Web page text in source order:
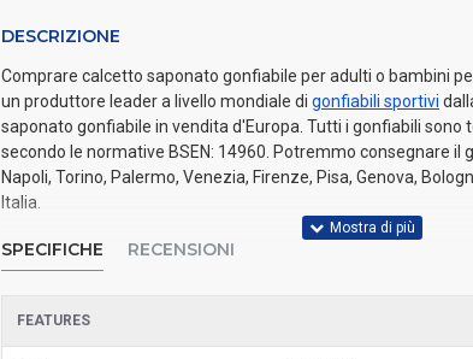
DESCRIZIONE
Comprare calcetto saponato gonfiabile per adulti o bambini
un produttore leader a livello mondiale di gonfiabili sportivi
saponato gonfiabile in vendita d'Europa. Tutti i gonfiabili
secondo le normative BSEN: 14960. Potremmo consegnare il
Napoli, Torino, Palermo, Venezia, Firenze, Pisa, Genova,
Italia.
SPECIFICHE RECENSIONI
FEATURES